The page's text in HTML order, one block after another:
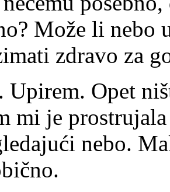
Može li nebo
zdravo za
Upirem. Opet
mi je
nebo.